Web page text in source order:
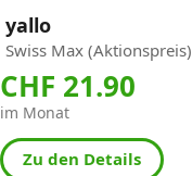
yallo
Swiss Max (Aktionspreis)
CHF 21.90
im Monat
Zu den Details